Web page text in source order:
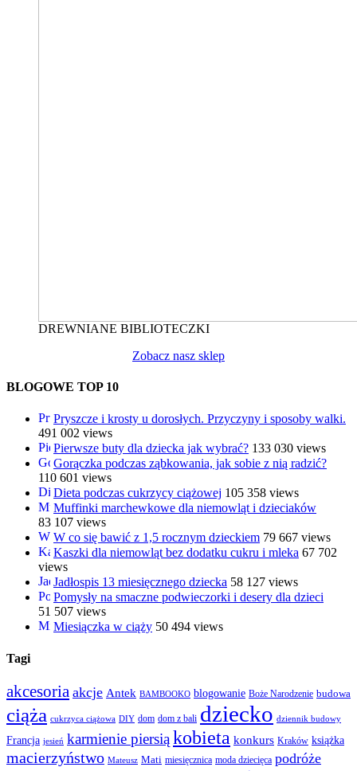
DREWNIANE BIBLIOTECZKI
Zobacz nasz sklep
BLOGOWE TOP 10
Pryszcze i krosty u dorosłych. Przyczyny i sposoby walki.
491 002 views
Pierwsze buty dla dziecka jak wybrać? 133 030 views
Gorączka podczas ząbkowania, jak sobie z nią radzić?
110 601 views
Dieta podczas cukrzycy ciążowej 105 358 views
Muffinki marchewkowe dla niemowląt i dzieciaków
83 107 views
W co się bawić z 1,5 rocznym dzieckiem 79 667 views
Kaszki dla niemowląt bez dodatku cukru i mleka 67 702
views
Jadłospis 13 miesięcznego dziecka 58 127 views
Pomysły na smaczne podwieczorki i desery dla dzieci
51 507 views
Miesiączka w ciąży 50 494 views
Tagi
akcesoria akcje Antek BAMBOOKO blogowanie Boże Narodzenie budowa
ciąża cukrzyca ciążowa DIY dom dom z bali dziecko dziennik budowy
Francja jesień karmienie piersiąkobieta konkurs Kraków książka
macierzyństwo Mateusz Mati miesięcznica moda dziecięca podróże